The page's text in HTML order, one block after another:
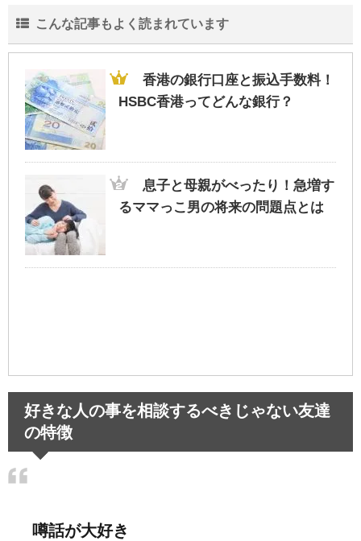
こんな記事もよく読まれています
香港の銀行口座と振込手数料！
HSBC香港ってどんな銀行？
息子と母親がべったり！急増す
るママっこ男の将来の問題点とは
好きな人の事を相談するべきじゃない友達
の特徴
噂話が大好き